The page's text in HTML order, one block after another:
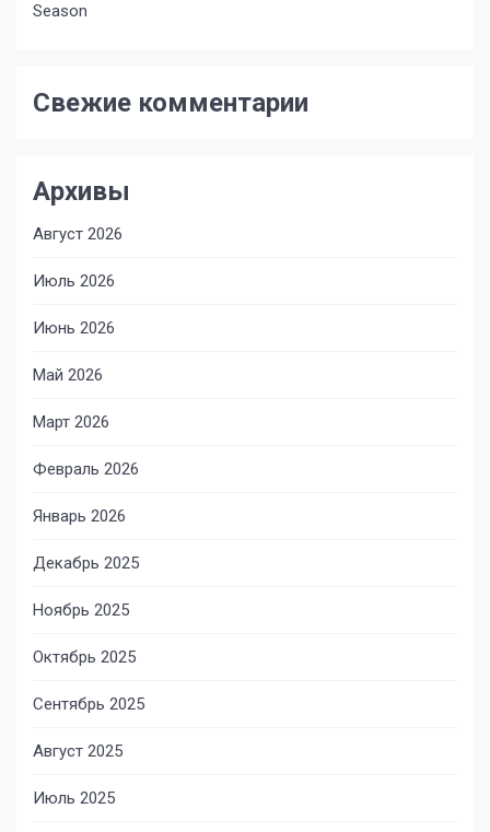
Season
Свежие комментарии
Архивы
Август 2026
Июль 2026
Июнь 2026
Май 2026
Март 2026
Февраль 2026
Январь 2026
Декабрь 2025
Ноябрь 2025
Октябрь 2025
Сентябрь 2025
Август 2025
Июль 2025